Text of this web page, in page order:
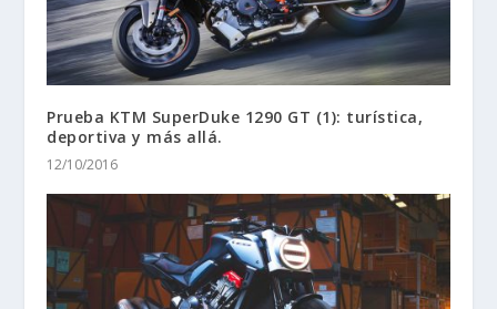
Prueba KTM SuperDuke 1290 GT (1): turística,
deportiva y más allá.
12/10/2016